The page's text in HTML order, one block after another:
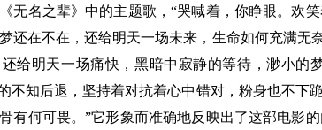
名之辈》中的主题歌，“哭喊着，你睁眼。欢
还在不在，还给明天一场未来，生命如何充满无
给明天一场痛快，黑暗中寂静的等待，渺小的
不知后退，坚持着对抗着心中错对，粉身也不
有何可畏。”它形象而准确地反映出了这部电影